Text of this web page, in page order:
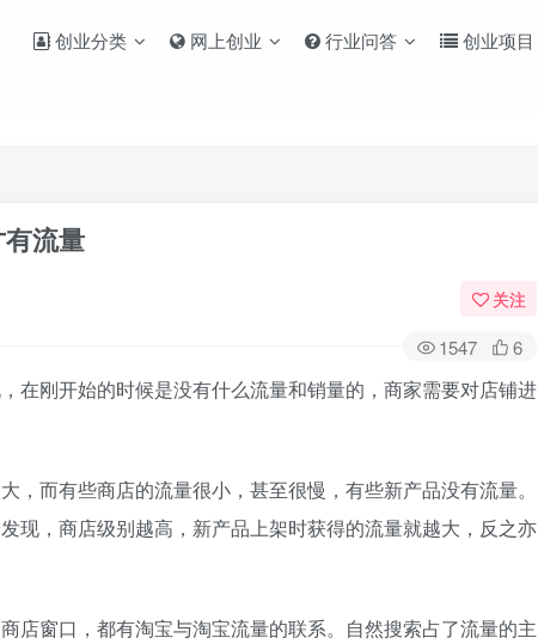
创业分类 网上创业 行业问答 创业项目
流量
关注
1547 6
刚开始的时候是没有什么流量和销量的，商家需要对店铺进
而有些商店的流量很小，甚至很慢，有些新产品没有流量。
现，商店级别越高，新产品上架时获得的流量就越大，反之亦
窗口，都有淘宝与淘宝流量的联系。自然搜索占了流量的主